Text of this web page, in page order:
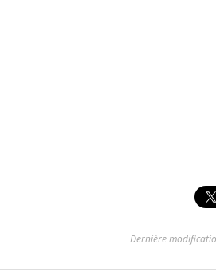
Dernière